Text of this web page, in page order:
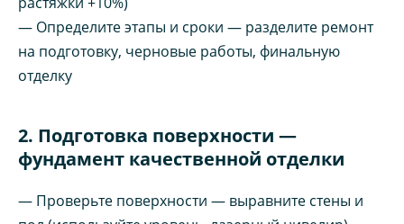
— Определите этапы и сроки — разделите ремонт
на подготовку, черновые работы, финальную
отделку
2. Подготовка поверхности —
фундамент качественной отделки
— Проверьте поверхности — выравните стены и